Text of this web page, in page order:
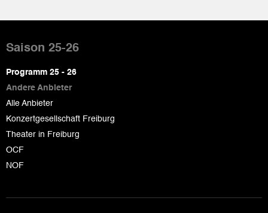
de
page
Saison 25-26
Programm 25 - 26
Andere Anbieter
Alle Anbieter
Konzertgesellschaft Freiburg
Theater in Freiburg
OCF
NOF